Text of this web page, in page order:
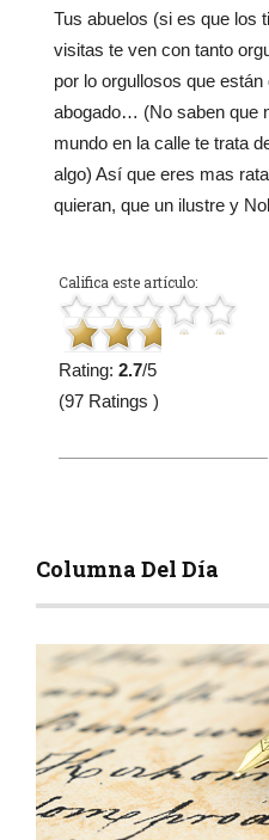
Tus abuelos (si es que los
visitas te ven con tanto
por lo orgullosos que
abogado… (No saben que
mundo en la calle te trata
algo) Así que eres mas
quieran, que un ilustre y
Califica este artículo:
Rating: 2.7/5
(97 Ratings )
Columna Del Día